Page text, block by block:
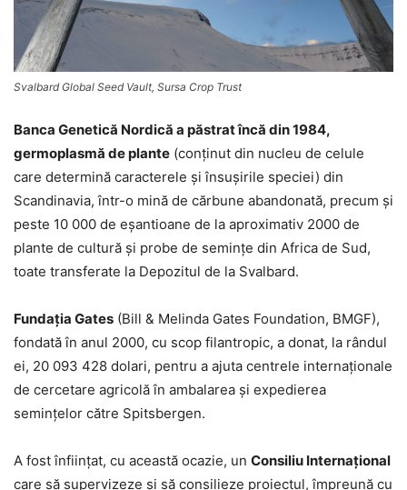
Svalbard Global Seed Vault, Sursa Crop Trust
Banca Genetică Nordică a păstrat încă din 1984,
germoplasmă de plante (conţinut din nucleu de celule
care determină caracterele şi însuşirile speciei) din
Scandinavia, într-o mină de cărbune abandonată, precum şi
peste 10 000 de eşantioane de la aproximativ 2000 de
plante de cultură şi probe de seminţe din Africa de Sud,
toate transferate la Depozitul de la Svalbard.
Fundaţia Gates (Bill & Melinda Gates Foundation, BMGF),
fondată în anul 2000, cu scop filantropic, a donat, la rândul
ei, 20 093 428 dolari, pentru a ajuta centrele internaţionale
de cercetare agricolă în ambalarea şi expedierea
seminţelor către Spitsbergen.
A fost înfiinţat, cu această ocazie, un Consiliu Internaţional
care să supervizeze şi să consilieze proiectul, împreună cu